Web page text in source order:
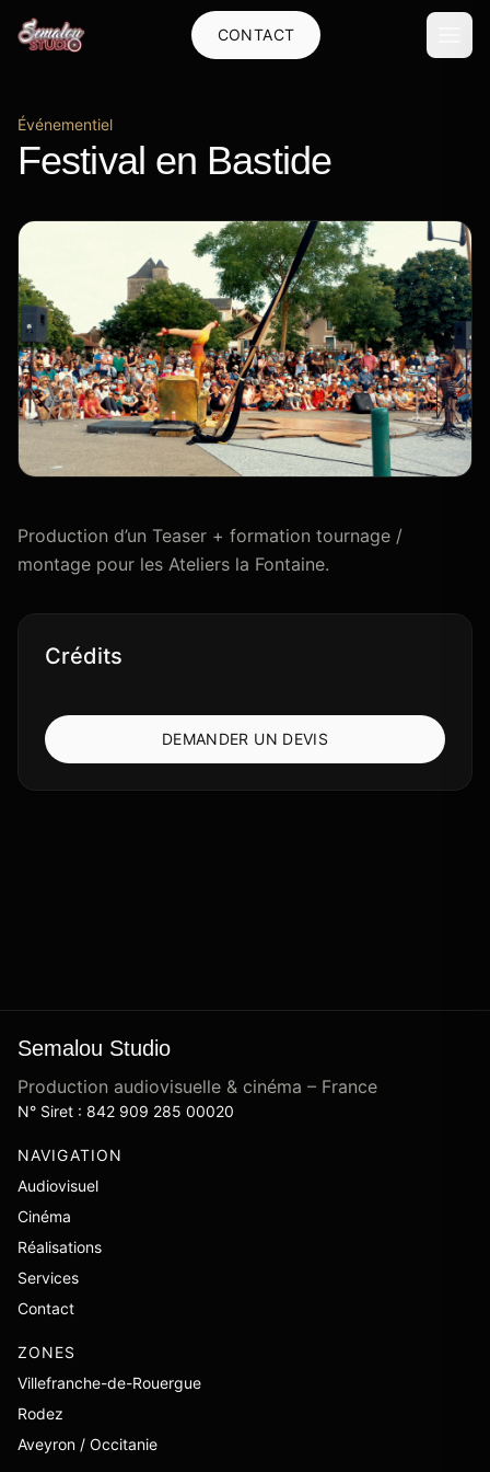
CONTACT
Événementiel
Festival en Bastide
Production d’un Teaser + formation tournage /
montage pour les Ateliers la Fontaine.
Crédits
DEMANDER UN DEVIS
Semalou Studio
Production audiovisuelle & cinéma – France
N° Siret : 842 909 285 00020
NAVIGATION
Audiovisuel
Cinéma
Réalisations
Services
Contact
ZONES
Villefranche-de-Rouergue
Rodez
Aveyron / Occitanie